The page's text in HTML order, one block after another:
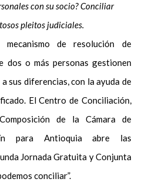
con su socio? Conciliar
pleitos judiciales.
de resolución de
dos o más personas gestionen
sus diferencias, con la ayuda de
El Centro de Conciliación,
de la Cámara de
para Antioquia abre las
Jornada Gratuita y Conjunta
conciliar”.